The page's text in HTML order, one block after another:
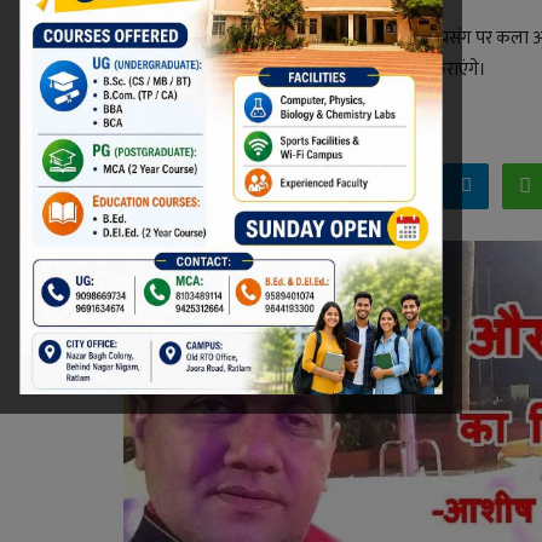
प्रसिद्ध रंगकर्मी एडवोकेट कैलाश व्यास के जन्मदिन प्रसंग पर
सिर्फ फोटोग्राफी के समय ही नहीं, आप हरवक्त मुस्कुराएंगे।
Niraj Kumar Shukla Dec 14, 2025 - 21:10
Facebook Twitter